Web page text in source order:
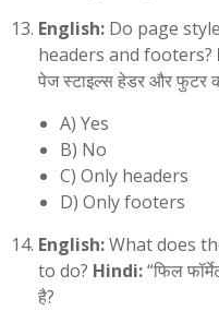
English: Do page
headers and footers?
पेज स्टाइल्स हेडर और फुटर
A) Yes
B) No
C) Only headers
D) Only footers
English:What does
to do? Hindi:“फिल
है?